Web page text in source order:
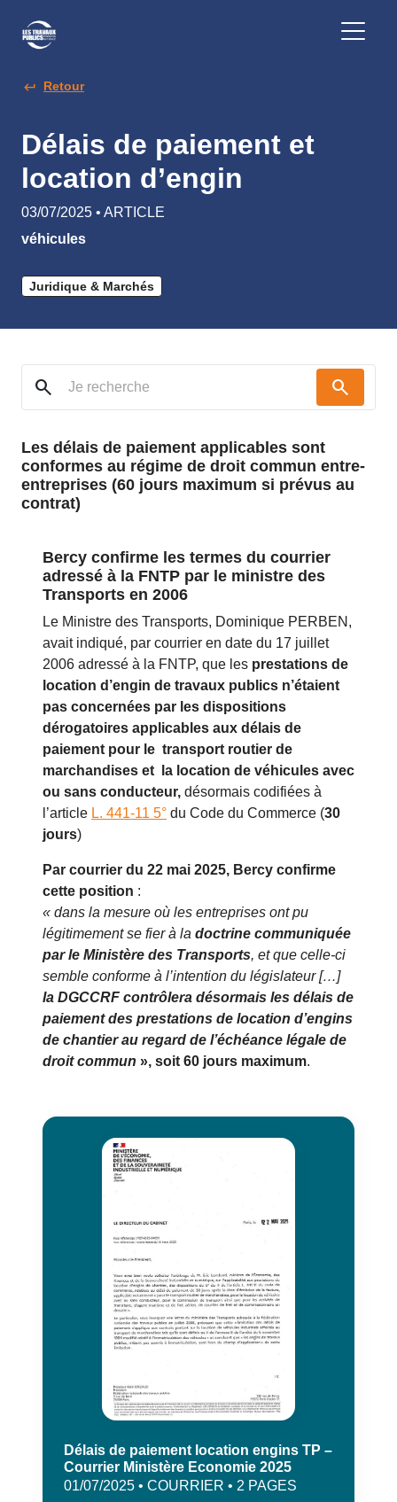
Retour
Délais de paiement et
location d’engin
03/07/2025 • ARTICLE
véhicules
Juridique & Marchés
search search
Les délais de paiement applicables sont
conformes au régime de droit commun entre-
entreprises (60 jours maximum si prévus au
contrat)
Bercy confirme les termes du courrier
adressé à la FNTP par le ministre des
Transports en 2006
Le Ministre des Transports, Dominique PERBEN,
avait indiqué, par courrier en date du 17 juillet
2006 adressé à la FNTP, que les prestations de
location d’engin de travaux publics n’étaient
pas concernées par les dispositions
dérogatoires applicables aux délais de
paiement pour le transport routier de
marchandises et la location de véhicules avec
ou sans conducteur, désormais codifiées à
l’article L. 441-11 5° du Code du Commerce (30
jours)
Par courrier du 22 mai 2025, Bercy confirme
cette position :
« dans la mesure où les entreprises ont pu
légitimement se fier à la doctrine communiquée
par le Ministère des Transports, et que celle-ci
semble conforme à l’intention du législateur […]
la DGCCRF contrôlera désormais les délais de
paiement des prestations de location d’engins
de chantier au regard de l’échéance légale de
droit commun », soit 60 jours maximum.
Délais de paiement location engins TP –
Courrier Ministère Economie 2025
01/07/2025 • COURRIER • 2 PAGES